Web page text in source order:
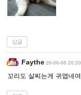
답글
Faythe 26-06-08 20:20
꼬리도 살찌는게 귀엽네여